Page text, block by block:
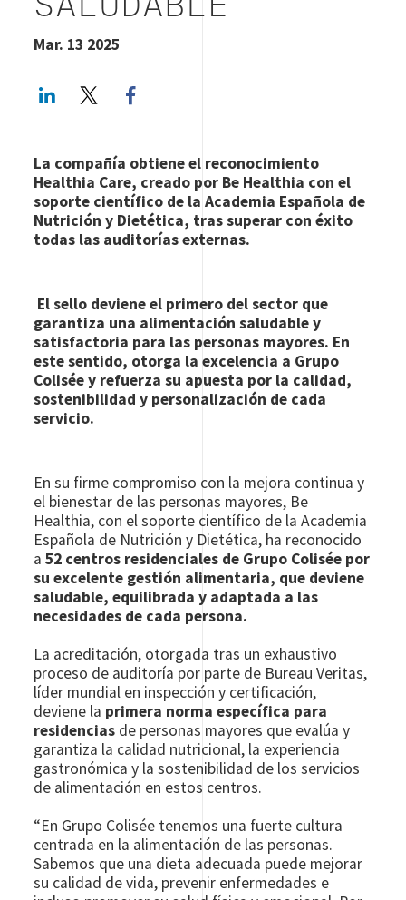
SALUDABLE
Mar. 13 2025
LinkedInTwitter
La compañía obtiene el reconocimiento
Healthia Care, creado por Be Healthia con el
soporte científico de la Academia Española de
Nutrición y Dietética, tras superar con éxito
todas las auditorías externas.
El sello deviene el primero del sector que
garantiza una alimentación saludable y
satisfactoria para las personas mayores. En
este sentido, otorga la excelencia a Grupo
Colisée y refuerza su apuesta por la calidad,
sostenibilidad y personalización de cada
servicio.
En su firme compromiso con la mejora continua y
el bienestar de las personas mayores, Be
Healthia, con el soporte científico de la Academia
Española de Nutrición y Dietética, ha reconocido
a52 centros residenciales de Grupo Colisée por
su excelente gestión alimentaria, que deviene
saludable, equilibrada y adaptada a las
necesidades de cada persona.
La acreditación, otorgada tras un exhaustivo
proceso de auditoría por parte de Bureau Veritas,
líder mundial en inspección y certificación,
deviene la primera norma específica para
residencias de personas mayores que evalúa y
garantiza la calidad nutricional, la experiencia
gastronómica y la sostenibilidad de los servicios
de alimentación en estos centros.
“En Grupo Colisée tenemos una fuerte cultura
centrada en la alimentación de las personas.
Sabemos que una dieta adecuada puede mejorar
su calidad de vida, prevenir enfermedades e